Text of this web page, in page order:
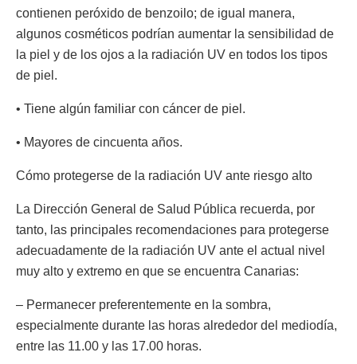
contienen peróxido de benzoilo; de igual manera,
algunos cosméticos podrían aumentar la sensibilidad de
la piel y de los ojos a la radiación UV en todos los tipos
de piel.
• Tiene algún familiar con cáncer de piel.
• Mayores de cincuenta años.
Cómo protegerse de la radiación UV ante riesgo alto
La Dirección General de Salud Pública recuerda, por
tanto, las principales recomendaciones para protegerse
adecuadamente de la radiación UV ante el actual nivel
muy alto y extremo en que se encuentra Canarias:
– Permanecer preferentemente en la sombra,
especialmente durante las horas alrededor del mediodía,
entre las 11.00 y las 17.00 horas.